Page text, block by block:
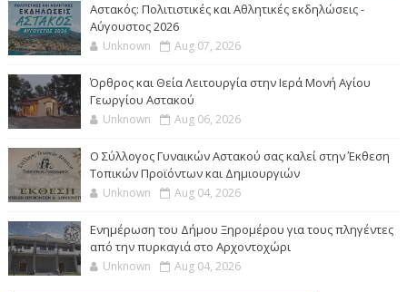
Αστακός: Πολιτιστικές και Αθλητικές εκδηλώσεις -
Αύγουστος 2026
Unknown Aug 07, 2026
Όρθρος και Θεία Λειτουργία στην Ιερά Μονή Αγίου
Γεωργίου Αστακού
Unknown Aug 06, 2026
Ο Σύλλογος Γυναικών Αστακού σας καλεί στην Έκθεση
Τοπικών Προϊόντων και Δημιουργιών
Unknown Aug 04, 2026
Ενημέρωση του Δήμου Ξηρομέρου για τους πληγέντες
από την πυρκαγιά στο Αρχοντοχώρι
Unknown Aug 04, 2026